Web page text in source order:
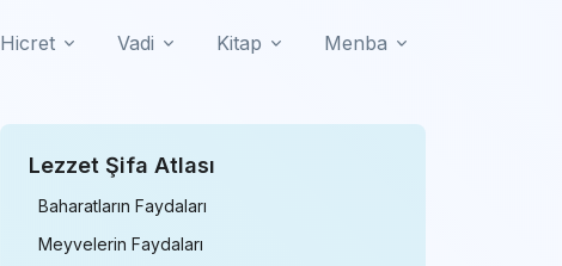
Hicret Vadi Kitap Menba
Lezzet Şifa Atlası
Baharatların Faydaları
Meyvelerin Faydaları